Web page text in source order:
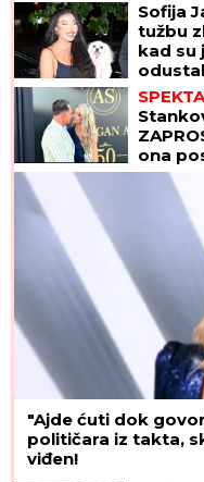
Sofija
tužbu
kad su
ona
"Ajde ćuti dok
političara iz takta,
viđen!